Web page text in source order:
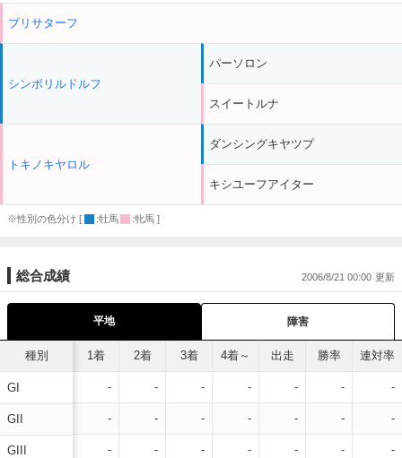
ブリサターフ
シンボリルドルフ
トキノキヤロル
パーソロン
スイートルナ
ダンシングキヤツプ
キシユーフアイター
※性別の色分け [ :牡馬 :牝馬 ]
総合成績 2006/8/21 00:00
平地 障害
種別
GI
GII
GIII
1着 2着 3着 4着～ 出走 勝率 連対率
- - - - - - -
- - - - - - -
- - - - - - -